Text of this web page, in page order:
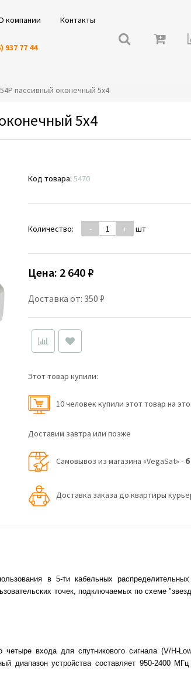
компании Контакты
937 77 44
пассивный оконечный 5х4
5х4
Код товара:5470
Количество: - + шт
Цена: 2 640 ₽
Доставка от: 350 ₽
Этот товар купили:
10 человек купили этот товар на
Доставим завтра или позже
Самовывоз из магазина «VegaSat» -
Доставка заказа до квартиры
в 5-ти кабельных
точек, подключаемых по схеме
четыре входа для спутникового сигнала (V/H-
диапазон устройства составляет 950-2400